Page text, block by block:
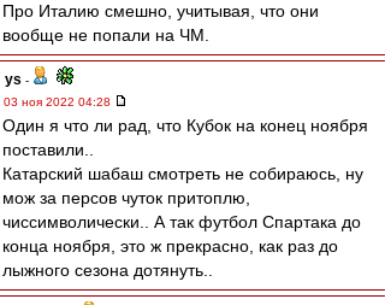
Про Италию смешно, учитывая, что они
вообще не попали на ЧМ.
ys -
03 ноя 2022 04:28
Один я что ли рад, что Кубок на конец ноября
поставили..
Катарский шабаш смотреть не собираюсь, ну
мож за персов чуток притоплю,
чиссимволически.. А так футбол Спартака до
конца ноября, это ж прекрасно, как раз до
лыжного сезона дотянуть..